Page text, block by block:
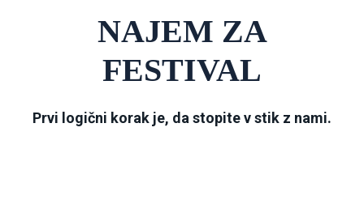
NAJEM ZA
FESTIVAL
Prvi logični korak je, da stopite v stik z nami.